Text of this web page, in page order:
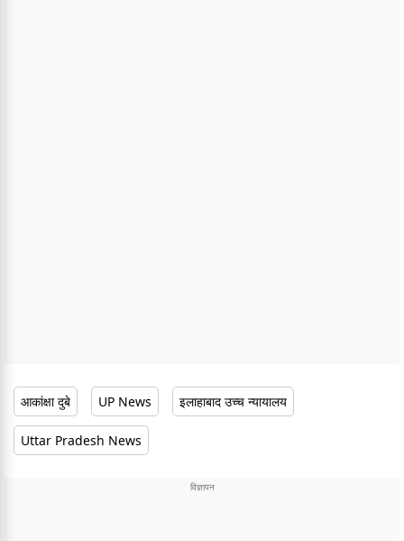
आकांक्षा दुबे UP News इलाहाबाद उच्च न्यायालय
Uttar Pradesh News